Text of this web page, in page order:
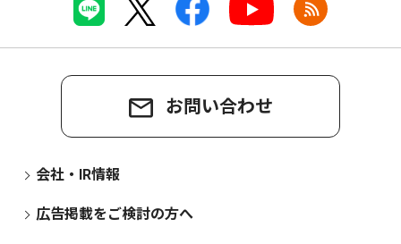
お問い合わせ
会社・IR情報
広告掲載をご検討の方へ